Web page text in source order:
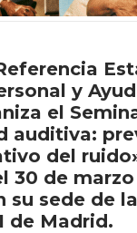
y
el
auditiva:
del
30 de marzo
su sede de
de Madrid.